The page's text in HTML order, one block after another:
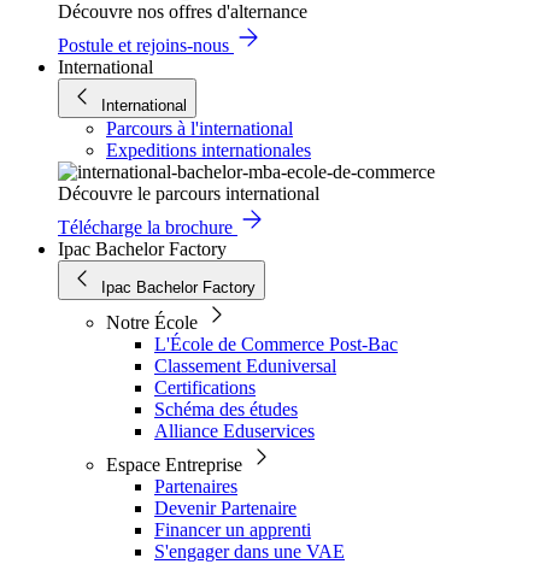
Découvre nos offres d'alternance
Postule et rejoins-nous
International
International
Parcours à l'international
Expeditions internationales
Découvre le parcours international
Télécharge la brochure
Ipac Bachelor Factory
Ipac Bachelor Factory
Notre École
L'École de Commerce Post-Bac
Classement Eduniversal
Certifications
Schéma des études
Alliance Eduservices
Espace Entreprise
Partenaires
Devenir Partenaire
Financer un apprenti
S'engager dans une VAE